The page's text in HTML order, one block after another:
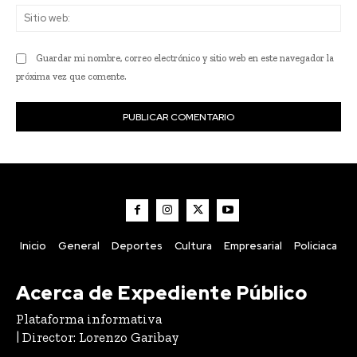
Guardar mi nombre, correo electrónico y sitio web en este navegador la
próxima vez que comente.
Inicio General Deportes Cultura Empresarial Policiaca
Acerca de Expediente Público
Plataforma informativa
| Director: Lorenzo Garibay